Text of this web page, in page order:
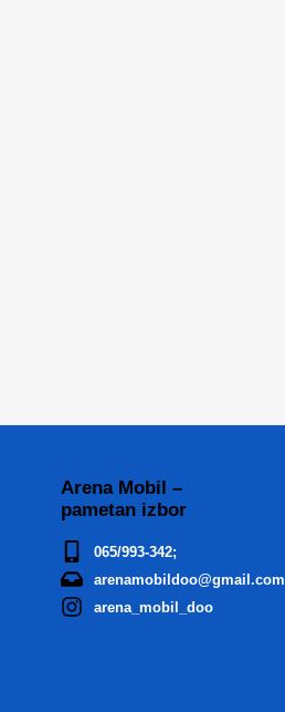
Arena Mobil –
pametan izbor
065/993-342;
arenamobildoo@gmail.com
arena_mobil_doo